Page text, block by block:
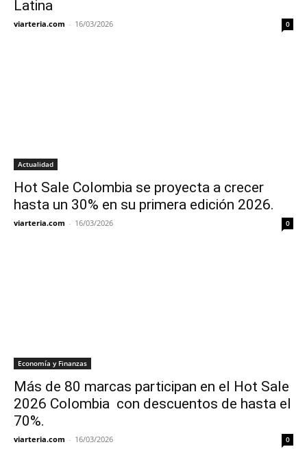
Latina
viarteria.com - 16/03/2026 0
Actualidad
Hot Sale Colombia se proyecta a crecer
hasta un 30% en su primera edición 2026.
viarteria.com - 16/03/2026 0
Economía y Finanzas
Más de 80 marcas participan en el Hot Sale
2026 Colombia con descuentos de hasta el
70%.
viarteria.com - 16/03/2026 0